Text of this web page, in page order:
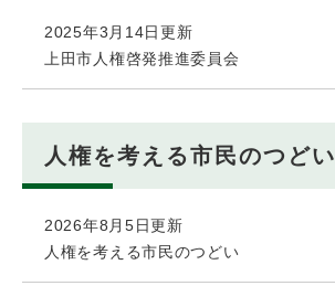
2025年3月14日更新
上田市人権啓発推進委員会
人権を考える市民のつどい
2026年8月5日更新
人権を考える市民のつどい